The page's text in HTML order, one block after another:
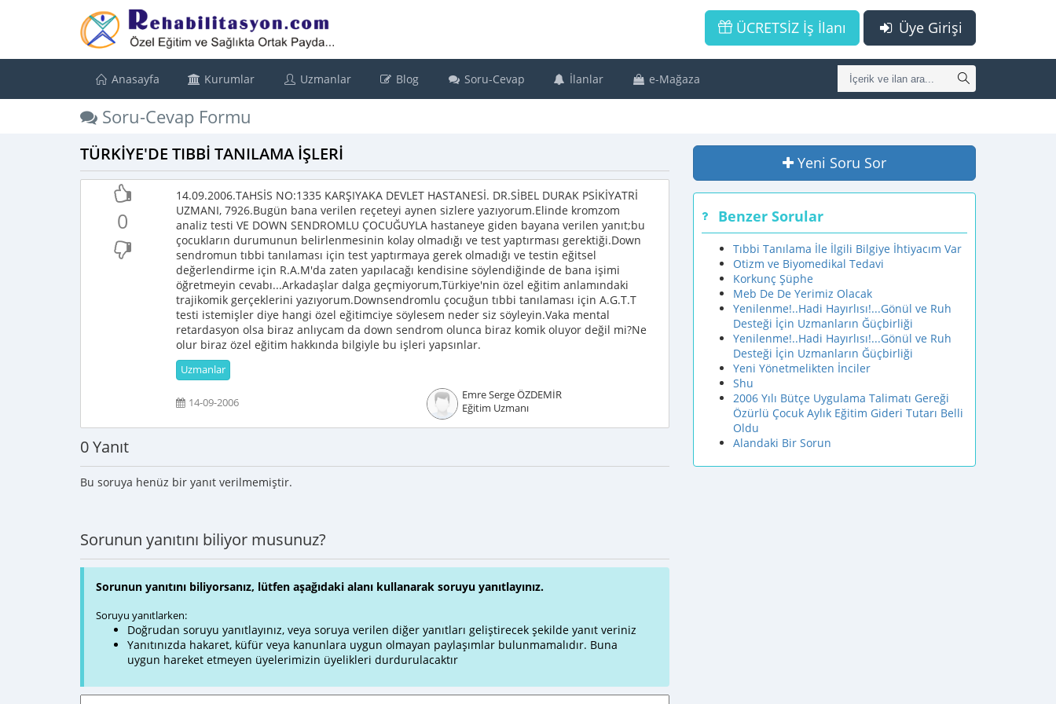
Üye Girişi
ÜCRETSİZ İş İlanı
Anasayfa Kurumlar Uzmanlar Blog Soru-Cevap İlanlar e-Mağaza
Soru-Cevap Formu
TÜRKİYE'DE TIBBİ TANILAMA İŞLERİ
0
14.09.2006.TAHSİS NO:1335 KARŞIYAKA DEVLET HASTANESİ. DR.SİBEL DURAK PSİKİYATRİ
UZMANI, 7926.Bugün bana verilen reçeteyi aynen sizlere yazıyorum.Elinde kromzom
analiz testi VE DOWN SENDROMLU ÇOCUĞUYLA hastaneye giden bayana verilen yanıt;bu
çocukların durumunun belirlenmesinin kolay olmadığı ve test yaptırması gerektiği.Down
sendromun tıbbi tanılaması için test yaptırmaya gerek olmadığı ve testin eğitsel
değerlendirme için R.A.M'da zaten yapılacağı kendisine söylendiğinde de bana işimi
öğretmeyin cevabı...Arkadaşlar dalga geçmiyorum,Türkiye'nin özel eğitim anlamındaki
trajikomik gerçeklerini yazıyorum.Downsendromlu çocuğun tıbbi tanılaması için A.G.T.T
testi istemişler diye hangi özel eğitimciye söylesem neder siz söyleyin.Vaka mental
retardasyon olsa biraz anlıycam da down sendrom olunca biraz komik oluyor değil mi?Ne
olur biraz özel eğitim hakkında bilgiyle bu işleri yapsınlar.
Uzmanlar
14-09-2006
Emre Serge ÖZDEMİR
Eğitim Uzmanı
0 Yanıt
Bu soruya henüz bir yanıt verilmemiştir.
Sorunun yanıtını biliyor musunuz?
Sorunun yanıtını biliyorsanız, lütfen aşağıdaki alanı kullanarak soruyu yanıtlayınız.
Soruyu yanıtlarken:
Doğrudan soruyu yanıtlayınız, veya soruya verilen diğer yanıtları geliştirecek şekilde yanıt veriniz
Yanıtınızda hakaret, küfür veya kanunlara uygun olmayan paylaşımlar bulunmamalıdır. Buna
uygun hareket etmeyen üyelerimizin üyelikleri durdurulacaktır
Yeni Soru Sor
Benzer Sorular
Tıbbi Tanılama İle İlgili Bilgiye İhtiyacım Var
Otizm ve Biyomedikal Tedavi
Korkunç Şüphe
Meb De De Yerimiz Olacak
Yenilenme!..Hadi Hayırlısı!...Gönül ve Ruh
Desteği İçin Uzmanların Ğüçbirliği
Yenilenme!..Hadi Hayırlısı!...Gönül ve Ruh
Desteği İçin Uzmanların Ğüçbirliği
Yeni Yönetmelikten İnciler
Shu
2006 Yılı Bütçe Uygulama Talimatı Gereği
Özürlü Çocuk Aylık Eğitim Gideri Tutarı Belli
Oldu
Alandaki Bir Sorun